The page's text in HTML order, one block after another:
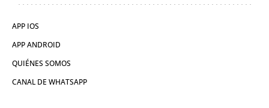
APP IOS
APP ANDROID
QUIÉNES SOMOS
CANAL DE WHATSAPP